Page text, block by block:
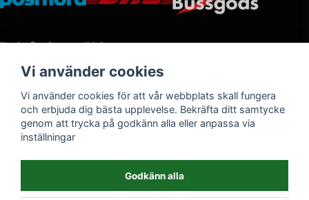
Betalningssätt
Vi använder cookies
Vi använder cookies för att vår webbplats skall fungera
och erbjuda dig bästa upplevelse. Bekräfta ditt samtycke
genom att trycka på godkänn alla eller anpassa via
inställningar
Godkänn alla